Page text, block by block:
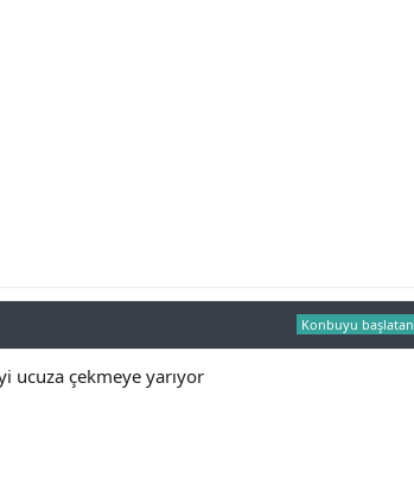
Konbuyu başlatan
ucuza çekmeye yarıyor